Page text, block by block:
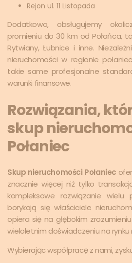
Rejon ul. 11 Listopada
Dodatkowo, obsługujemy
promieniu do 30 km od Połańca,
Rytwiany, Łubnice i inne.
nieruchomości w regionie
takie same profesjonalne
warunki finansowe.
Rozwiązania,
skup
Połaniec
Skup nieruchomości Połaniec
znacznie więcej niż tylko
kompleksowe rozwiązanie wielu
borykają się właściciele
opiera się na głębokim
wieloletnim doświadczeniu na rynku
Wybierając współpracę z nami,